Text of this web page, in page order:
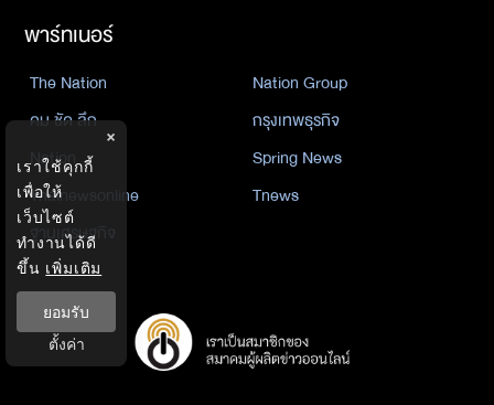
พาร์ทเนอร์
The Nation
Nation Group
คม ชัด ลึก
กรุงเทพธุรกิจ
Nation
Spring News
Thainewsonline
Tnews
ฐานเศรษฐกิจ
×
เราใช้คุกกี้
เพื่อให้
เว็บไซต์
ทำงานได้ดี
ขึ้น เพิ่มเติม
ยอมรับ
ตั้งค่า